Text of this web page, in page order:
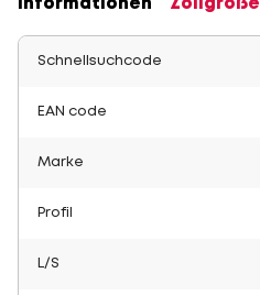
Informationen Zollgröße
Schnellsuchcode
EAN code
Marke
Profil
L/S